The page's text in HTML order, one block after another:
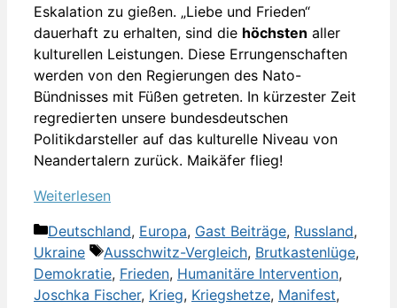
Eskalation zu gießen. „Liebe und Frieden“
dauerhaft zu erhalten, sind die höchsten aller
kulturellen Leistungen. Diese Errungenschaften
werden von den Regierungen des Nato-
Bündnisses mit Füßen getreten. In kürzester Zeit
regredierten unsere bundesdeutschen
Politikdarsteller auf das kulturelle Niveau von
Neandertalern zurück. Maikäfer flieg!
Weiterlesen
Kategorien
Deutschland, Europa, Gast Beiträge, Russland,
Ukraine
Schlagwörter
Ausschwitz-Vergleich, Brutkastenlüge,
Demokratie, Frieden, Humanitäre Intervention,
Joschka Fischer, Krieg, Kriegshetze, Manifest,